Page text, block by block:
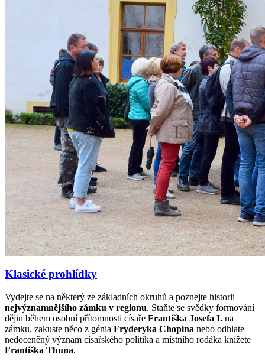
Klasické prohlídky
Vydejte se na některý ze základních okruhů a poznejte historii
nejvýznamnějšího zámku v regionu. Staňte se svědky formování
dějin během osobní přítomnosti císaře Františka Josefa I. na
zámku, zakuste něco z génia Fryderyka Chopina nebo odhlate
nedoceněný význam císařského politika a místního rodáka knížete
Františka Thuna.